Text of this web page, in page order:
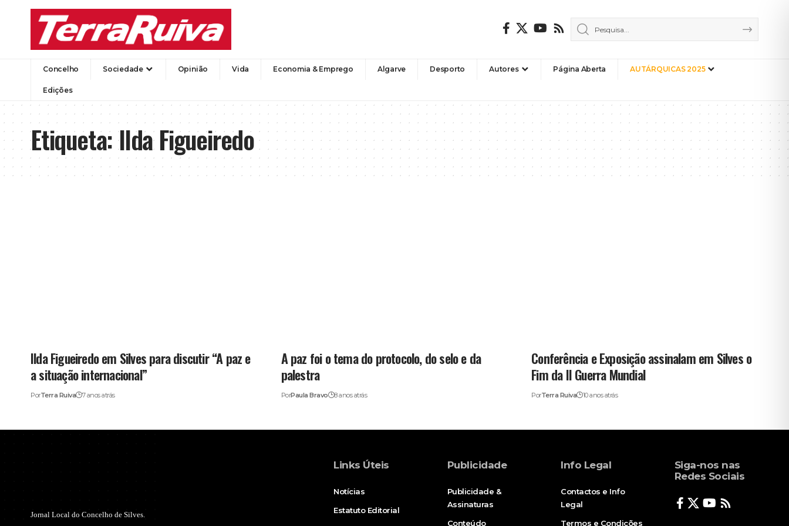
Concelho Sociedade Opinião Vida Economia & Emprego Algarve Desporto Autores Página Aberta AUTÁRQUICAS 2025
Edições
Etiqueta:Ilda Figueiredo
Ilda Figueiredo em Silves para discutir “A paz e
a situação internacional”
PorTerra Ruiva 7 anos atrás
A paz foi o tema do protocolo, do selo e da
palestra
PorPaula Bravo 8 anos atrás
Conferência e Exposição assinalam em Silves o
Fim da II Guerra Mundial
PorTerra Ruiva 10 anos atrás
Jornal Local do Concelho de Silves.
Links Úteis
Notícias
Estatuto Editorial
Publicidade
Publicidade &
Assinaturas
Conteúdo
Info Legal
Contactos e Info
Legal
Termos e Condições
Siga-nos nas
Redes Sociais